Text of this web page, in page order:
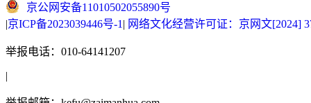
京公网安备11010502055890号
|京ICP备2023039446号-1 | 网络文化经营许可证：京网文[2024]
举报电话：010-64141207
|